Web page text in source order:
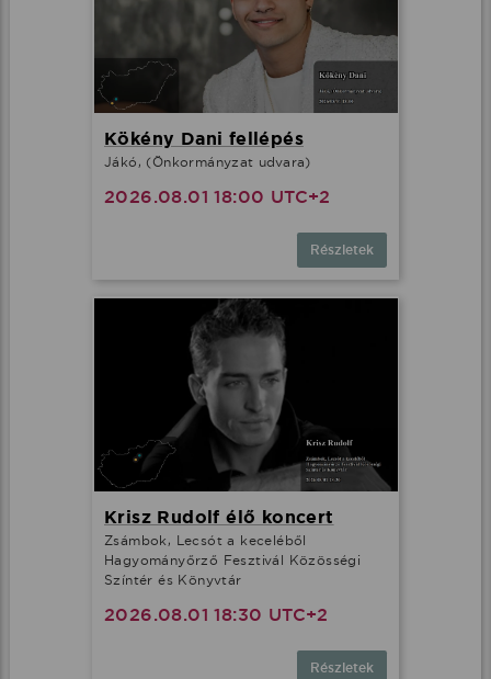
Kökény Dani fellépés
Jákó, (Önkormányzat udvara)
2026.08.01 18:00 UTC+2
Részletek
Krisz Rudolf élő koncert
Zsámbok, Lecsót a keceléből
Hagyományőrző Fesztivál Közösségi
Színtér és Könyvtár
2026.08.01 18:30 UTC+2
Részletek